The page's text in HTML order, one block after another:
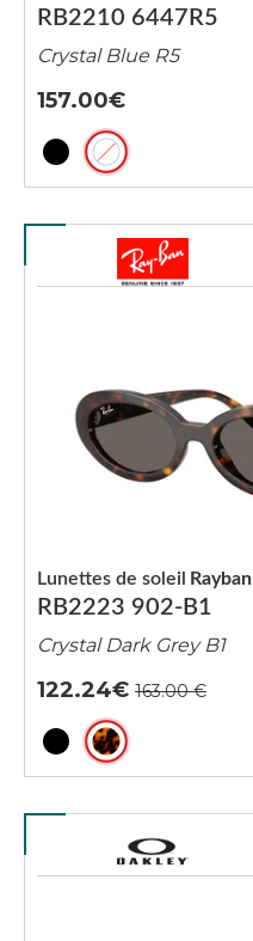
RB2210 6447R5
Crystal Blue R5
157.00
RB2223 902-B1
Lunettes de soleil Rayban
Crystal Dark Grey B1
122.24